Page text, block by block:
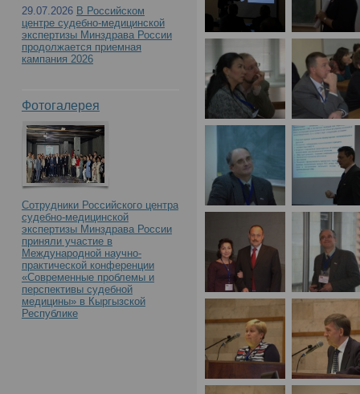
29.07.2026 В Российском
центре судебно-медицинской
экспертизы Минздрава России
продолжается приемная
кампания 2026
Фотогалерея
Сотрудники Российского центра
судебно-медицинской
экспертизы Минздрава России
приняли участие в
Международной научно-
практической конференции
«Современные проблемы и
перспективы судебной
медицины» в Кыргызской
Республике